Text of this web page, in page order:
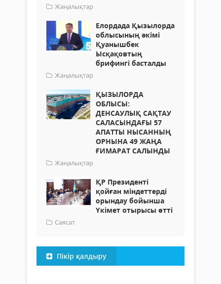
Жаңалықтар
Елордада Қызылорда
облысының әкімі
Қуанышбек
Ысқақовтың
брифингі басталды
Жаңалықтар
ҚЫЗЫЛОРДА
ОБЛЫСЫ:
ДЕНСАУЛЫҚ САҚТАУ
САЛАСЫНДАҒЫ 57
АПАТТЫ НЫСАННЫҢ
ОРНЫНА 49 ЖАҢА
ҒИМАРАТ САЛЫНДЫ
Жаңалықтар
ҚР Президенті
қойған міндеттерді
орындау бойынша
Үкімет отырысы өтті
Саясат
Пікір қалдыру